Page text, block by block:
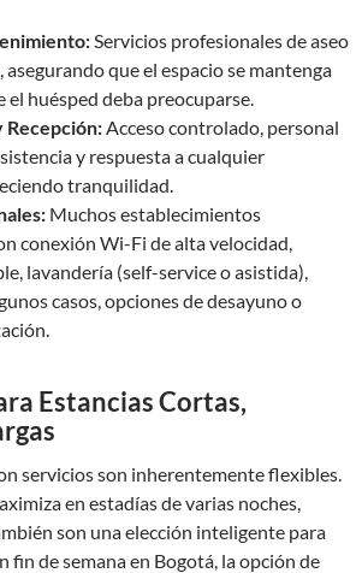
Servicios profesionales de aseo
que el espacio se mantenga
el huésped deba preocuparse.
Recepción:Acceso controlado, personal
y respuesta a cualquier
tranquilidad.
Muchos establecimientos
conexión Wi-Fi de alta velocidad,
lavandería (self-service o asistida),
casos, opciones de desayuno o
Estancias Cortas,
servicios son inherentemente flexibles.
en estadías de varias noches,
son una elección inteligente para
fin de semana en Bogotá, la opción de